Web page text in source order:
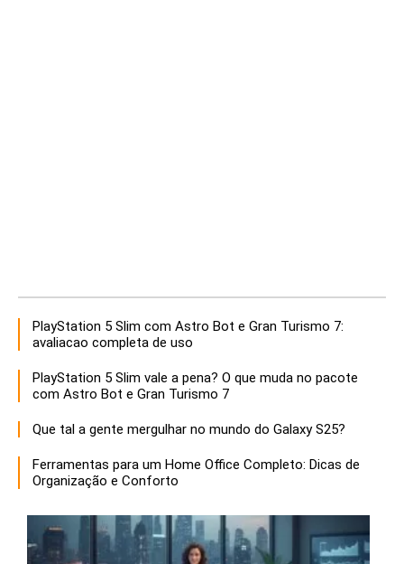
PlayStation 5 Slim com Astro Bot e Gran Turismo 7:
avaliacao completa de uso
PlayStation 5 Slim vale a pena? O que muda no pacote
com Astro Bot e Gran Turismo 7
Que tal a gente mergulhar no mundo do Galaxy S25?
Ferramentas para um Home Office Completo: Dicas de
Organização e Conforto